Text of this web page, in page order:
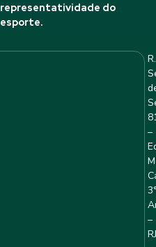
representatividade do
esporte.
R.
–
–
RJ